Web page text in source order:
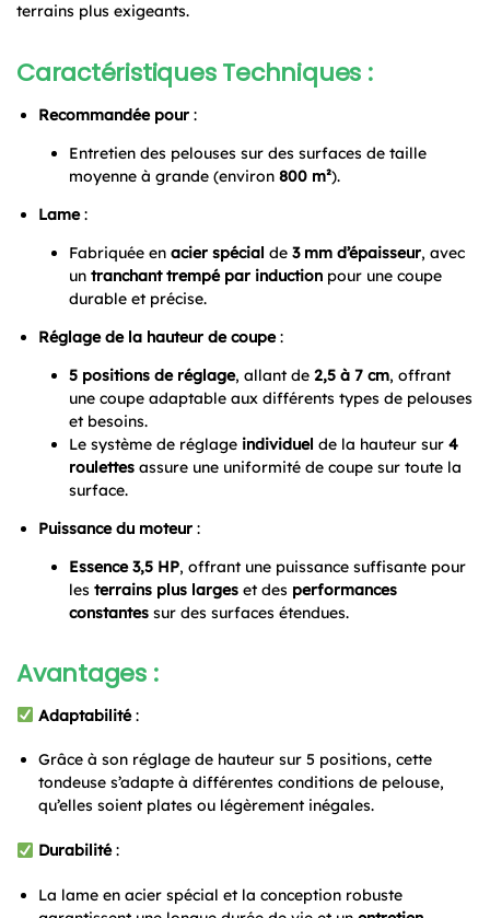
terrains plus exigeants.
Caractéristiques Techniques :
Recommandée pour :
Entretien des pelouses sur des surfaces de taille
moyenne à grande (environ 800 m²).
Lame:
Fabriquée en acier spécial de 3 mm d’épaisseur, avec
un tranchant trempé par induction pour une coupe
durable et précise.
Réglage de la hauteur de coupe:
5 positions de réglage, allant de 2,5 à 7 cm, offrant
une coupe adaptable aux différents types de pelouses
et besoins.
Le système de réglage individuel de la hauteur sur 4
roulettes assure une uniformité de coupe sur toute la
surface.
Puissance du moteur :
Essence 3,5 HP, offrant une puissance suffisante pour
les terrains plus larges et des performances
constantes sur des surfaces étendues.
Avantages :
Adaptabilité:
Grâce à son réglage de hauteur sur 5 positions, cette
tondeuse s’adapte à différentes conditions de pelouse,
qu’elles soient plates ou légèrement inégales.
Durabilité:
La lame en acier spécial et la conception robuste